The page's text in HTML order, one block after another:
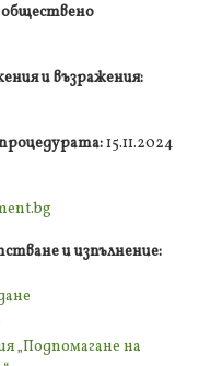
обществено
и възражения:
15.11.2024
и изпълнение:
„Подпомагане на